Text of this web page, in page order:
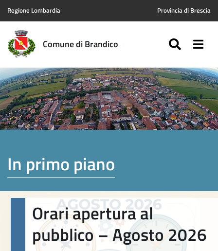
Regione Lombardia Provincia di Brescia
Comune di Brandico
In primo piano
Orari apertura al
pubblico – Agosto 2026